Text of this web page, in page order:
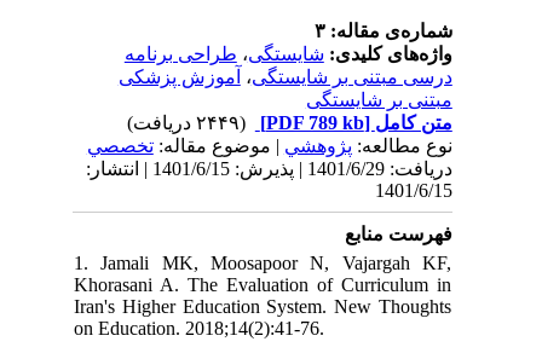
شماره‌ی مقاله: ۳
واژه‌های کلیدی:شایستگی،طراحی برنامه
درسی مبتنی بر شایستگی،آموزش پزشکی
مبتنی بر شایستگی
متن کامل[PDF 789 kb]
نوع مطالعه:پژوهشي| موضوع مقاله:تخصصي
دریافت: 1401/6/29 | پذیرش: 1401/6/15 | انتشار:
1401/6/15
فهرست منابع
1. Jamali MK, Moosapoor N, Vajargah KF,
Khorasani A. The Evaluation of Curriculum in
Iran's Higher Education System. New Thoughts
on Education. 2018;14(2):41-76.